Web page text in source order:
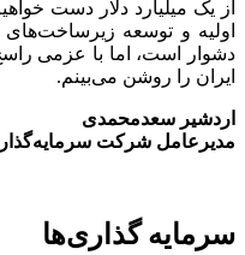
از یک میلیارد دلار دست
اولیه و توسعه
دشوار است، اما با عزمی
ایران را روشن می‌بینم.
اردشیر سعدمحمدی
مدیرعامل شرکت
سرمایه گذاری‌ها